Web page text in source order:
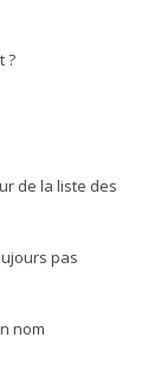
?
de la liste des
pas
nom